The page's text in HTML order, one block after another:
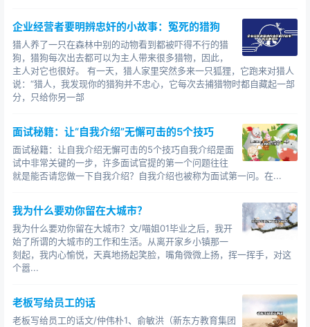
企业经营者要明辨忠奸的小故事：冤死的猎狗
猎人养了一只在森林中别的动物看到都被吓得不行的猎
狗，猎狗每次出去都可以为主人带来很多猎物，因此，
主人对它也很好。 有一天，猎人家里突然多来一只狐狸，它跑来对猎人
说：“猎人，我发现你的猎狗并不忠心，它每次去捕猎物时都自藏起一部
分，只给你另一部
面试秘籍：让“自我介绍”无懈可击的5个技巧
面试秘籍：让自我介绍无懈可击的5个技巧自我介绍是面
试中非常关键的一步，许多面试官提的第一个问题往往
就是能否请您做一下自我介绍？自我介绍也被称为面试第一问。在...
我为什么要劝你留在大城市？
我为什么要劝你留在大城市？文/喵姐01毕业之后，我开
始了所谓的大城市的工作和生活。从离开家乡小镇那一
刻起，我内心愉悦，天真地扬起笑脸，嘴角微微上扬，挥一挥手，对这
个嚣...
老板写给员工的话
老板写给员工的话文/仲伟朴1、俞敏洪（新东方教育集团